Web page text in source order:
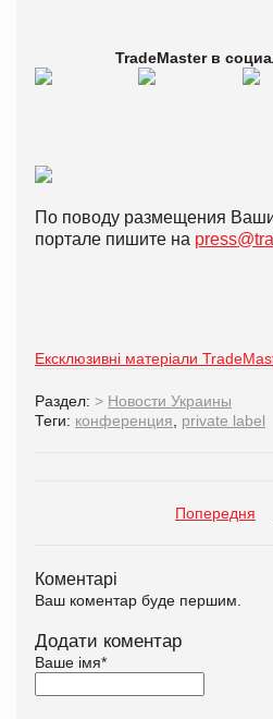
TradeMaster в
По поводу размещения
портале пишите на
Ексклюзивні матеріали
Раздел: > Новости Украины
Теги: конференция private label
Попередня
Коментарі
Ваш коментар буде першим.
Додати коментар
Ваше імя*